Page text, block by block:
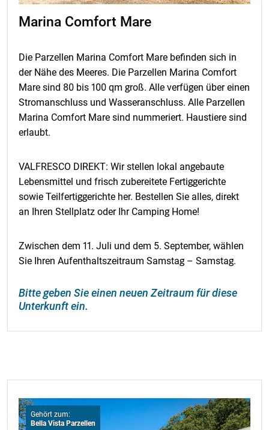
Marina Comfort Mare
Die Parzellen Marina Comfort Mare befinden sich in
der Nähe des Meeres. Die Parzellen Marina Comfort
Mare sind 80 bis 100 qm groß. Alle verfügen über einen
Stromanschluss und Wasseranschluss. Alle Parzellen
Marina Comfort Mare sind nummeriert. Haustiere sind
erlaubt.
VALFRESCO DIREKT: Wir stellen lokal angebaute
Lebensmittel und frisch zubereitete Fertiggerichte
sowie Teilfertiggerichte her. Bestellen Sie alles, direkt
an Ihren Stellplatz oder Ihr Camping Home!
Zwischen dem 11. Juli und dem 5. September, wählen
Sie Ihren Aufenthaltszeitraum Samstag – Samstag.
Bitte geben Sie einen neuen Zeitraum für diese
Unterkunft ein.
Gehört zum:
Bella Vista Parzellen